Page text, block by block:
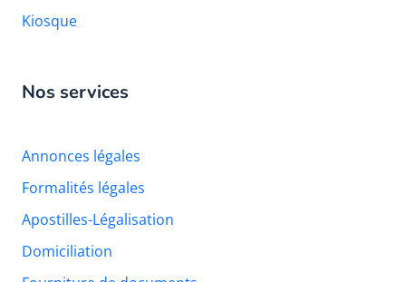
Kiosque
Nos services
Annonces légales
Formalités légales
Apostilles-Légalisation
Domiciliation